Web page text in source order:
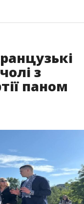
з
паном